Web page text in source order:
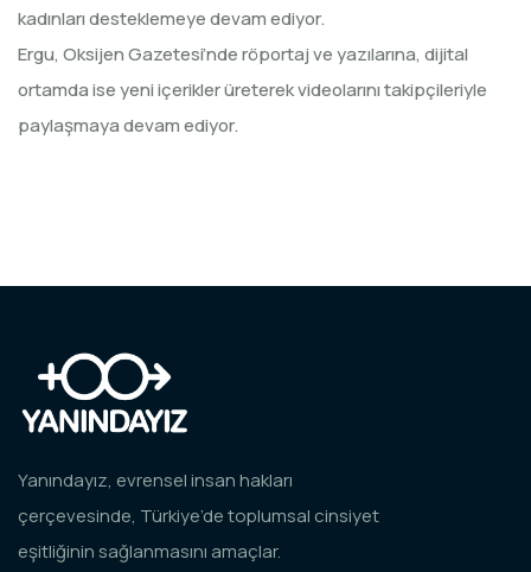
kadınları desteklemeye devam ediyor.
Ergu, Oksijen Gazetesi’nde röportaj ve yazılarına, dijital
ortamda ise yeni içerikler üreterek videolarını takipçileriyle
paylaşmaya devam ediyor.
Yanındayız, evrensel insan hakları
çerçevesinde, Türkiye’de toplumsal cinsiyet
eşitliğinin sağlanmasını amaçlar.